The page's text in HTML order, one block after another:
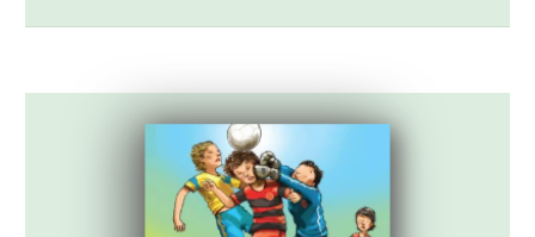
mee. Bij zijn voetbalclub zitten de jongens
gelukkig zit […]